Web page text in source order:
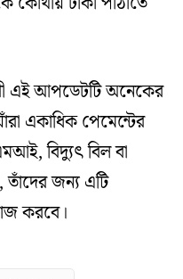
এই আপডেটটি অনেকের
একাধিক পেমেন্টের
বিদ্যুৎ বিল বা
তাঁদের জন্য এটি
করবে।